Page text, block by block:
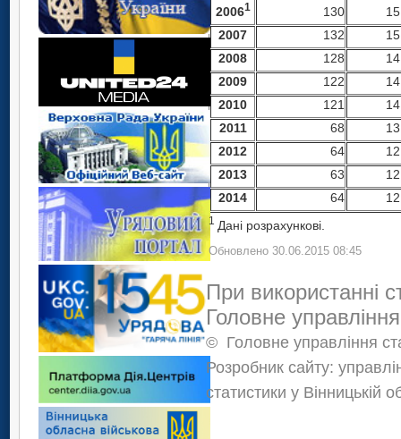
20061 130
2007 132
2008
128
2009
122
2010
121
2011 68
2012
64
2013
63
2014
64
1 Дані розрахункові.
Обновлено 30.06.2015 08:45
При використанні
Головне
© Головне управління
Розробник сайту:
статистики у Вінницькій